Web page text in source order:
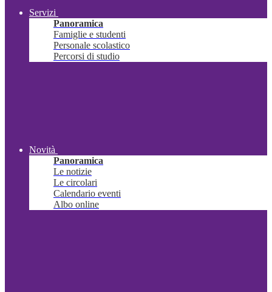
Servizi
Panoramica
Famiglie e studenti
Personale scolastico
Percorsi di studio
Novità
Panoramica
Le notizie
Le circolari
Calendario eventi
Albo online